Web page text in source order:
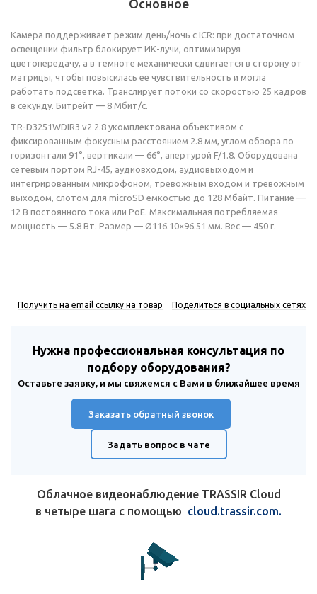
Основное
Камера поддерживает режим день/ночь с ICR: при достаточном
освещении фильтр блокирует ИК-лучи, оптимизируя
цветопередачу, а в темноте механически сдвигается в сторону от
матрицы, чтобы повысилась ее чувствительность и могла
работать подсветка. Транслирует потоки со скоростью 25 кадров
в секунду. Битрейт — 8 Мбит/с.
TR-D3251WDIR3 v2 2.8 укомплектована объективом с
фиксированным фокусным расстоянием 2.8 мм, углом обзора по
горизонтали 91°, вертикали — 66°, апертурой F/1.8. Оборудована
сетевым портом RJ-45, аудиовходом, аудиовыходом и
интегрированным микрофоном, тревожным входом и тревожным
выходом, слотом для microSD емкостью до 128 Мбайт. Питание —
12 В постоянного тока или PoE. Максимальная потребляемая
мощность — 5.8 Вт. Размер — Ø116.10×96.51 мм. Вес — 450 г.
Получить на email ссылку на товар Поделиться в социальных сетях
Нужна профессиональная консультация по
подбору оборудования?
Оставьте заявку, и мы свяжемся с Вами в ближайшее время
Заказать обратный звонок
Задать вопрос в чате
Облачное видеонаблюдение TRASSIR Cloud
в четыре шага с помощью cloud.trassir.com.